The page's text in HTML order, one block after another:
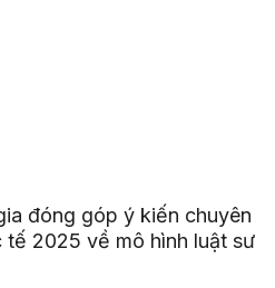
đóng góp ý kiến chuyên
tế 2025 về mô hình luật sư